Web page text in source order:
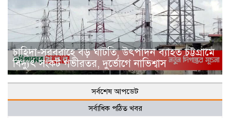
চাহিদা-সরবরাহে বড় ঘাটতি, উৎপাদন ব্যাহত চট্টগ্রামে
বিদ্যুৎ সংকট গভীরতর, দুর্ভোগে নাভিশ্বাস
সর্বশেষ আপডেট
সর্বাধিক পঠিত খবর